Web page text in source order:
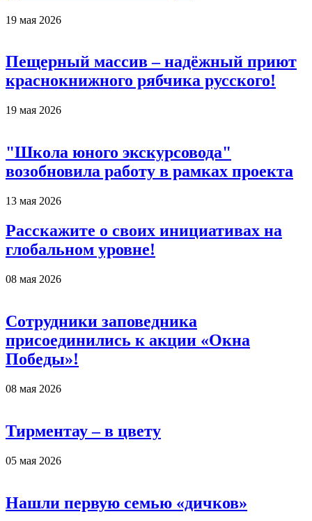
19 мая 2026
Пещерный массив – надёжный приют
краснокнижного рябчика русского!
19 мая 2026
"Школа юного экскурсовода"
возобновила работу в рамках проекта
13 мая 2026
Расскажите о своих инициативах на
глобальном уровне!
08 мая 2026
Сотрудники заповедника
присоединились к акции «Окна
Победы»!
08 мая 2026
Тирментау – в цвету
05 мая 2026
Нашли первую семью «дичков»